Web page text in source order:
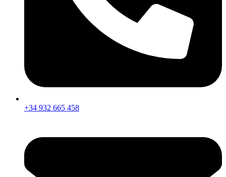
+34 932 665 458‬